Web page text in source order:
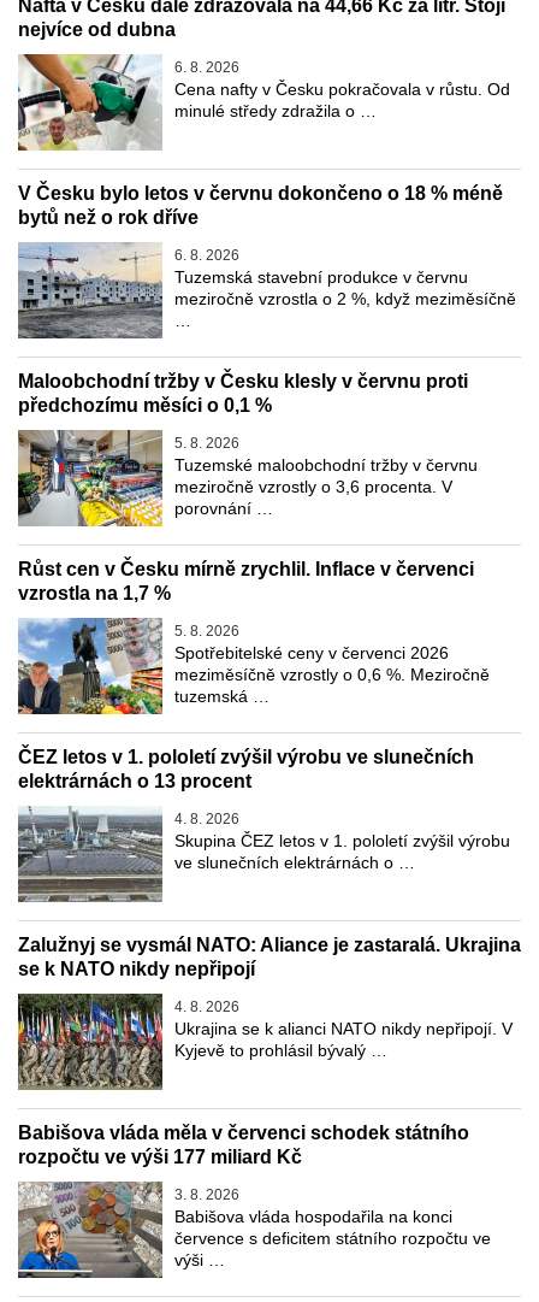
Nafta v Česku dále zdražovala na 44,66 Kč za litr. Stojí
nejvíce od dubna
6. 8. 2026
Cena nafty v Česku pokračovala v růstu. Od
minulé středy zdražila o …
V Česku bylo letos v červnu dokončeno o 18 % méně
bytů než o rok dříve
6. 8. 2026
Tuzemská stavební produkce v červnu
meziročně vzrostla o 2 %, když meziměsíčně
Maloobchodní tržby v Česku klesly v červnu proti
předchozímu měsíci o 0,1 %
5. 8. 2026
Tuzemské maloobchodní tržby v červnu
meziročně vzrostly o 3,6 procenta. V
porovnání …
Růst cen v Česku mírně zrychlil. Inflace v červenci
vzrostla na 1,7 %
5. 8. 2026
Spotřebitelské ceny v červenci 2026
meziměsíčně vzrostly o 0,6 %. Meziročně
tuzemská …
ČEZ letos v 1. pololetí zvýšil výrobu ve slunečních
elektrárnách o 13 procent
4. 8. 2026
Skupina ČEZ letos v 1. pololetí zvýšil výrobu
ve slunečních elektrárnách o …
Zalužnyj se vysmál NATO: Aliance je zastaralá. Ukrajina
se k NATO nikdy nepřipojí
4. 8. 2026
Ukrajina se k alianci NATO nikdy nepřipojí. V
Kyjevě to prohlásil bývalý …
Babišova vláda měla v červenci schodek státního
rozpočtu ve výši 177 miliard Kč
3. 8. 2026
Babišova vláda hospodařila na konci
července s deficitem státního rozpočtu ve
výši …